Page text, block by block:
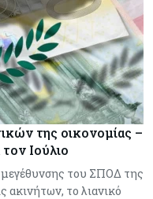
της οικονομίας –
Ιούλιο
του ΣΠΟΔ της
ακινήτων, το λιανικό